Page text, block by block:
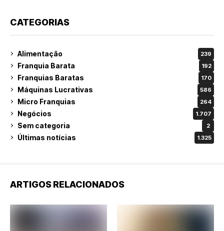
CATEGORIAS
Alimentação 239
Franquia Barata 192
Franquias Baratas 170
Máquinas Lucrativas 586
Micro Franquias 264
Negócios 1.707
Sem categoria 2
Últimas notícias 1.325
ARTIGOS RELACIONADOS